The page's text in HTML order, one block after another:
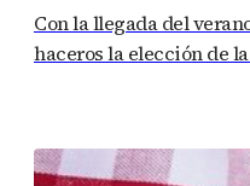
Con la llegada del
haceros la elección de